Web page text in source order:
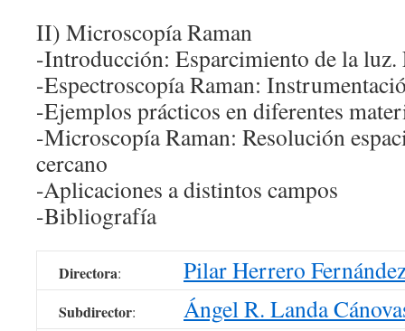
II) Microscopía Raman
-Introducción: Esparcimiento de la luz.
-Espectroscopía Raman:
-Ejemplos prácticos en diferentes
-Microscopía Raman: Resolución
cercano
-Aplicaciones a distintos campos
-Bibliografía
Directora: Pilar Herrero
Subdirector: Ángel R. Landa